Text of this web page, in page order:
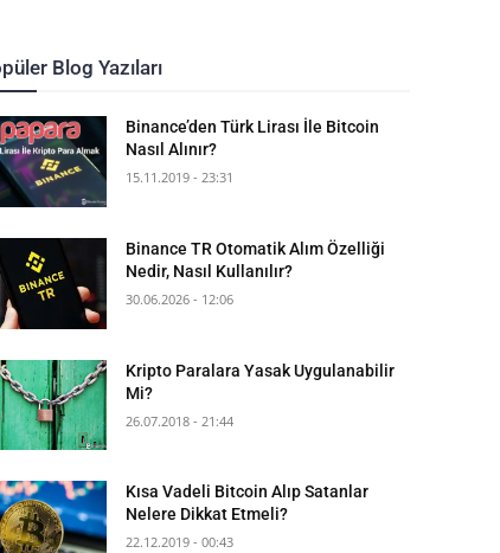
Blog Yazıları
Binance’den Türk Lirası İle Bitcoin
Nasıl Alınır?
15.11.2019 - 23:31
Binance TR Otomatik Alım Özelliği
Nedir, Nasıl Kullanılır?
30.06.2026 - 12:06
Kripto Paralara Yasak Uygulanabilir
Mi?
26.07.2018 - 21:44
Kısa Vadeli Bitcoin Alıp Satanlar
Nelere Dikkat Etmeli?
22.12.2019 - 00:43